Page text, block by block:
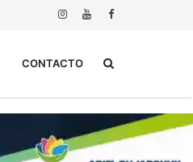
CONTACTO